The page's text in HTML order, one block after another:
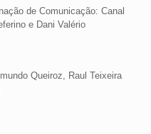
de Comunicação: Canal
e Dani Valério
Queiroz, Raul Teixeira